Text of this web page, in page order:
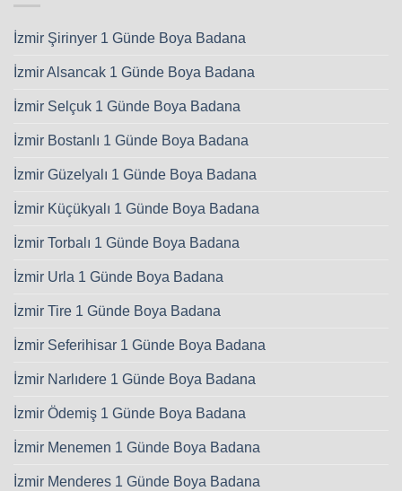
İzmir Şirinyer 1 Günde Boya Badana
İzmir Alsancak 1 Günde Boya Badana
İzmir Selçuk 1 Günde Boya Badana
İzmir Bostanlı 1 Günde Boya Badana
İzmir Güzelyalı 1 Günde Boya Badana
İzmir Küçükyalı 1 Günde Boya Badana
İzmir Torbalı 1 Günde Boya Badana
İzmir Urla 1 Günde Boya Badana
İzmir Tire 1 Günde Boya Badana
İzmir Seferihisar 1 Günde Boya Badana
İzmir Narlıdere 1 Günde Boya Badana
İzmir Ödemiş 1 Günde Boya Badana
İzmir Menemen 1 Günde Boya Badana
İzmir Menderes 1 Günde Boya Badana